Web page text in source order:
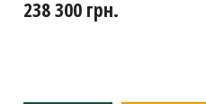
238 300 грн.